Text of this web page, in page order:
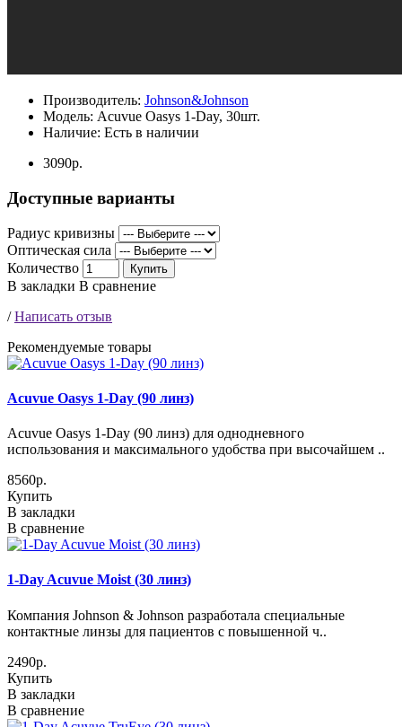
Производитель: Johnson&Johnson
Модель: Acuvue Oasys 1-Day, 30шт.
Наличие: Есть в наличии
3090р.
Доступные варианты
Радиус кривизны
Оптическая сила
Количество
Купить
В закладки В сравнение
/Написать отзыв
Рекомендуемые товары
Acuvue Oasys 1-Day (90 линз)
Acuvue Oasys 1-Day (90 линз) для однодневного
использования и максимального удобства при высочайшем ..
8560р.
Купить
В закладки
В сравнение
1-Day Acuvue Moist (30 линз)
Компания Johnson & Johnson разработала специальные
контактные линзы для пациентов с повышенной ч..
2490р.
Купить
В закладки
В сравнение